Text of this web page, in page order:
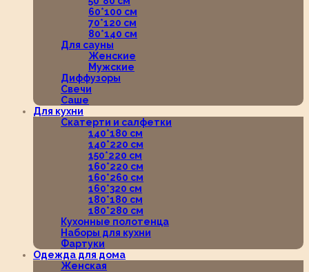
60*100 см
70*120 см
80*140 см
Для сауны
Женские
Мужские
Диффузоры
Свечи
Саше
Для кухни
Скатерти и салфетки
140*180 см
140*220 см
150*220 см
160*220 см
160*260 см
160*320 см
180*180 см
180*280 см
Кухонные полотенца
Наборы для кухни
Фартуки
Одежда для дома
Женская